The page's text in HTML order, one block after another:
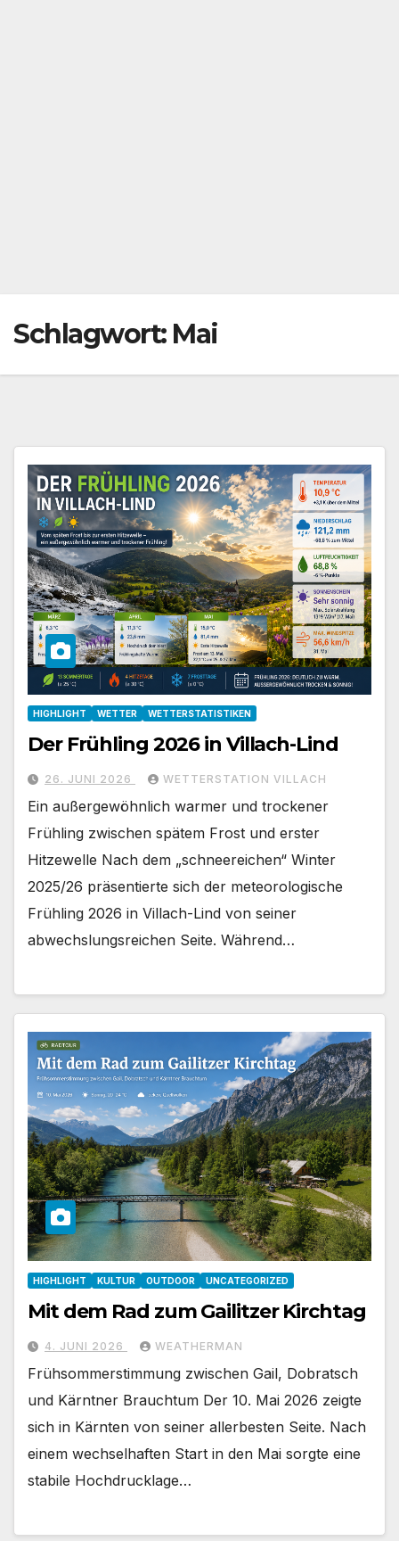
Schlagwort: Mai
HIGHLIGHT WETTER WETTERSTATISTIKEN
Der Frühling 2026 in Villach-Lind
26. JUNI 2026 WETTERSTATION VILLACH
Ein außergewöhnlich warmer und trockener
Frühling zwischen spätem Frost und erster
Hitzewelle Nach dem „schneereichen“ Winter
2025/26 präsentierte sich der meteorologische
Frühling 2026 in Villach-Lind von seiner
abwechslungsreichen Seite. Während…
HIGHLIGHT KULTUR OUTDOOR UNCATEGORIZED
Mit dem Rad zum Gailitzer Kirchtag
4. JUNI 2026 WEATHERMAN
Frühsommerstimmung zwischen Gail, Dobratsch
und Kärntner Brauchtum Der 10. Mai 2026 zeigte
sich in Kärnten von seiner allerbesten Seite. Nach
einem wechselhaften Start in den Mai sorgte eine
stabile Hochdrucklage…